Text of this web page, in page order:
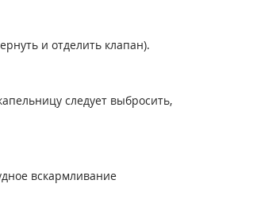
и отделить клапан).
следует выбросить,
вскармливание